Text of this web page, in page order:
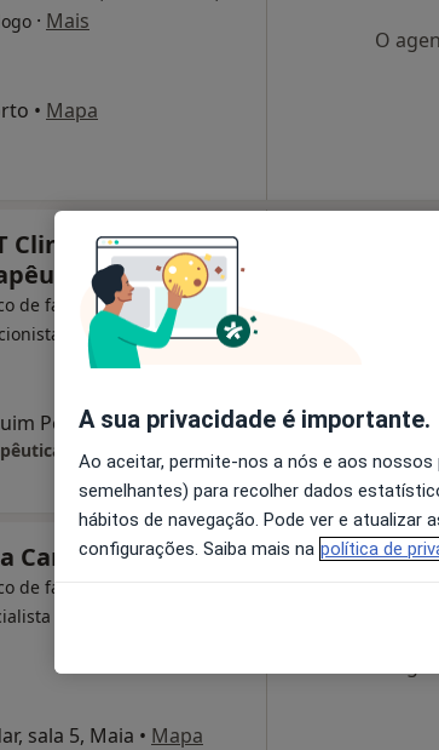
· Mais
• Mapa
O
Clinica Médica
Lda
de família, Fisioterapeuta,
Mais
Largo Padre José Joaquim Pereira dos Santos Manássa 39, Matosinhos •Mapa
Lda
Care Saúde
de família, Acupuntor,
em análises clínicas
sala 5, Maia • Mapa
Hoje
A sua privacidade é importante.
Ao aceitar, permite-nos a nós e aos
semelhantes) para recolher dados
hábitos de navegação. Pode ver e atualizar
configurações. Saiba mais na política de